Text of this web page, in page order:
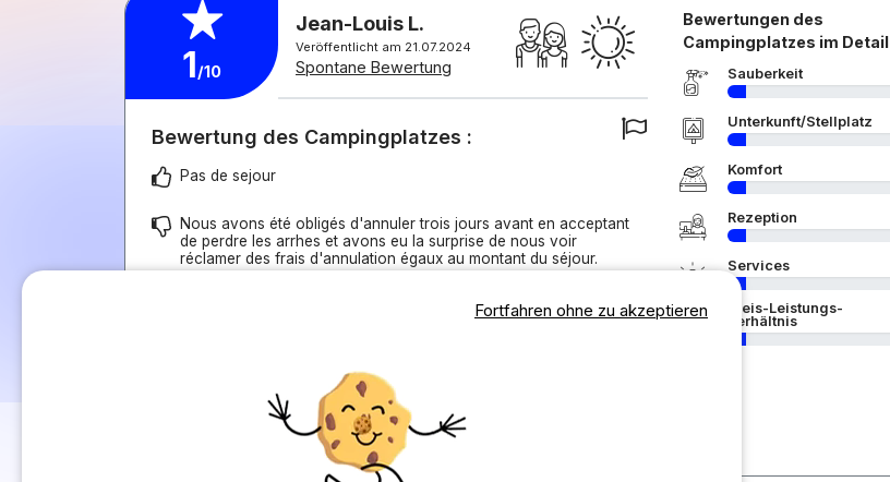
1/10
Jean-Louis L.
Veröffentlicht am 21.07.2024
Spontane Bewertung
Bewertung des Campingplatzes :
Pas de sejour
Nous avons été obligés d'annuler trois jours avant en acceptant
de perdre les arrhes et avons eu la surprise de nous voir
réclamer des frais d'annulation égaux au montant du séjour.
Nous n'avons pas pu apprécier.⁹
Den Kommentar in Deutsch übersetzen
Bewertungen des
Campingplatzes im Detail
Sauberkeit
Unterkunft/Stellplatz
Komfort
Rezeption
Services
Preis-Leistungs-
Verhältnis
Fortfahren ohne zu akzeptieren